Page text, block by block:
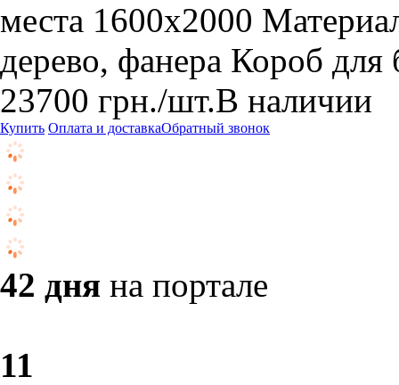
места 1600х2000
дерево, фанера Короб для
23700 грн./шт.В наличии
Купить Оплата и доставкаОбратный звонок
42 дня на портале
11